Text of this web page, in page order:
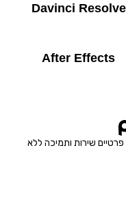
Davinci Resolve
After Effects
שירות ותמיכה ללא